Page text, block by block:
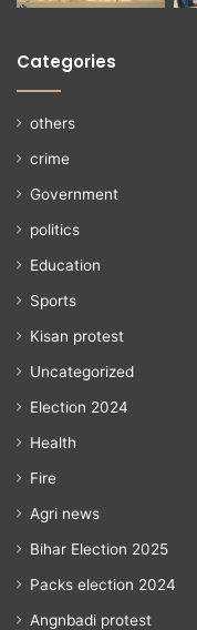
Categories
others
crime
Government
politics
Education
Sports
Kisan protest
Uncategorized
Election 2024
Health
Fire
Agri news
Bihar Election 2025
Packs election 2024
Angnbadi protest